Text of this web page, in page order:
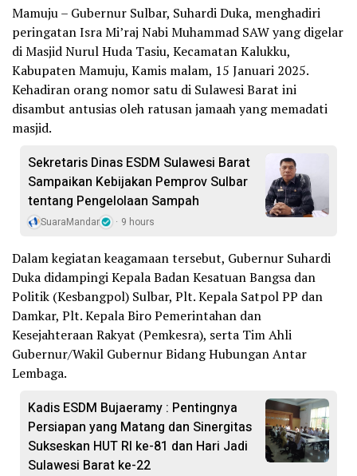
Mamuju – Gubernur Sulbar, Suhardi Duka, menghadiri
peringatan Isra Mi’raj Nabi Muhammad SAW yang digelar
di Masjid Nurul Huda Tasiu, Kecamatan Kalukku,
Kabupaten Mamuju, Kamis malam, 15 Januari 2025.
Kehadiran orang nomor satu di Sulawesi Barat ini
disambut antusias oleh ratusan jamaah yang memadati
masjid.
Sekretaris Dinas ESDM Sulawesi Barat
Sampaikan Kebijakan Pemprov Sulbar
tentang Pengelolaan Sampah
SuaraMandar 9 hours
Dalam kegiatan keagamaan tersebut, Gubernur Suhardi
Duka didampingi Kepala Badan Kesatuan Bangsa dan
Politik (Kesbangpol) Sulbar, Plt. Kepala Satpol PP dan
Damkar, Plt. Kepala Biro Pemerintahan dan
Kesejahteraan Rakyat (Pemkesra), serta Tim Ahli
Gubernur/Wakil Gubernur Bidang Hubungan Antar
Lembaga.
Kadis ESDM Bujaeramy : Pentingnya
Persiapan yang Matang dan Sinergitas
Sukseskan HUT RI ke-81 dan Hari Jadi
Sulawesi Barat ke-22